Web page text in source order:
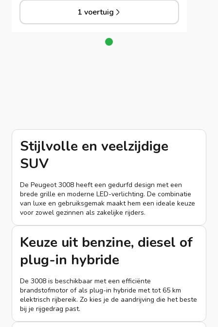
1 voertuig
Stijlvolle en veelzijdige
SUV
De Peugeot 3008 heeft een gedurfd design met een
brede grille en moderne LED-verlichting. De combinatie
van luxe en gebruiksgemak maakt hem een ideale keuze
voor zowel gezinnen als zakelijke rijders.
Keuze uit benzine, diesel of
plug-in hybride
De 3008 is beschikbaar met een efficiënte
brandstofmotor of als plug-in hybride met tot 65 km
elektrisch rijbereik. Zo kies je de aandrijving die het beste
bij je rijgedrag past.